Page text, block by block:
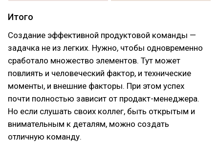
Итого
Создание эффективной продуктовой команды —
задачка не из легких. Нужно, чтобы одновременно
сработало множество элементов. Тут может
повлиять и человеческий фактор, и технические
моменты, и внешние факторы. При этом успех
почти полностью зависит от продакт-менеджера.
Но если слушать своих коллег, быть открытым и
внимательным к деталям, можно создать
отличную команду.